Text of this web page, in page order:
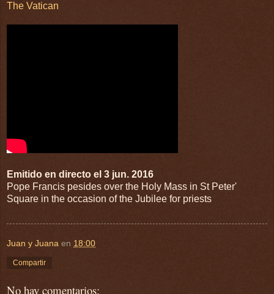
The Vatican
Emitido en directo el 3 jun. 2016
Pope Francis pesides over the Holy Mass in St Peter'
Square in the occasion of the Jubilee for priests
Juan y Juana en 18:00
Compartir
No hay comentarios: